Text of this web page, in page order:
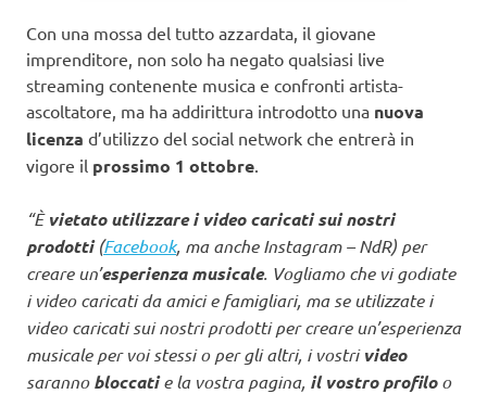
Con una mossa del tutto azzardata, il giovane
imprenditore, non solo ha negato qualsiasi live
streaming contenente musica e confronti artista-
ascoltatore, ma ha addirittura introdotto una nuova
licenza d’utilizzo del social network che entrerà in
vigore il prossimo 1 ottobre
“Èvietato utilizzare i video caricati sui nostri
prodotti(Facebook, ma anche Instagram – NdR) per
creare un’esperienza musicale. Vogliamo che vi godiate
i video caricati da amici e famigliari, ma se utilizzate i
video caricati sui nostri prodotti per creare un’esperienza
musicale per voi stessi o per gli altri, i vostrivideo
sarannobloccatie la vostra pagina, il vostro profiloo